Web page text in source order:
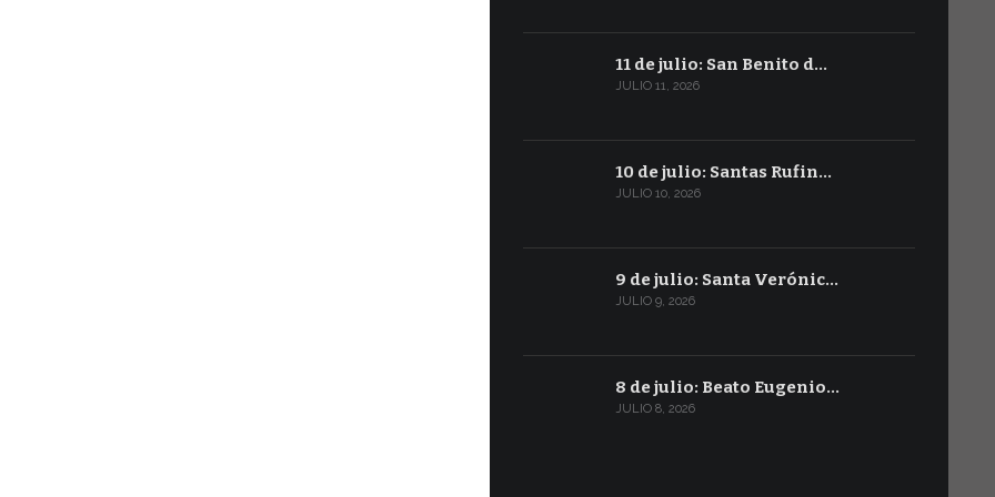
11 de julio: San Benito d…
JULIO 11, 2026
10 de julio: Santas Rufin…
JULIO 10, 2026
9 de julio: Santa Verónic…
JULIO 9, 2026
8 de julio: Beato Eugenio…
JULIO 8, 2026